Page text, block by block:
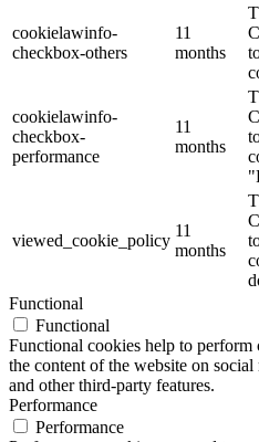
cookielawinfo-
checkbox-others
11
months
cookielawinfo-
checkbox-
performance
11
months
viewed_cookie_policy
11
months
Functional
Functional
Functional cookies help to
the content of the website on
and other third-party features.
Performance
Performance